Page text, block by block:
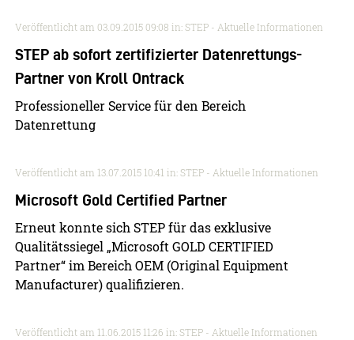
Veröffentlicht am03.09.2015 09:08 in: STEP - Aktuelle Informationen
STEP ab sofort zertifizierter Datenrettungs-
Partner von Kroll Ontrack
Professioneller Service für den Bereich
Datenrettung
Veröffentlicht am 13.07.2015 10:41 in: STEP - Aktuelle Informationen
Microsoft Gold Certified Partner
Erneut konnte sich STEP für das exklusive
Qualitätssiegel „Microsoft GOLD CERTIFIED
Partner“ im Bereich OEM (Original Equipment
Manufacturer) qualifizieren.
Veröffentlicht am 11.06.2015 11:26 in: STEP - Aktuelle Informationen